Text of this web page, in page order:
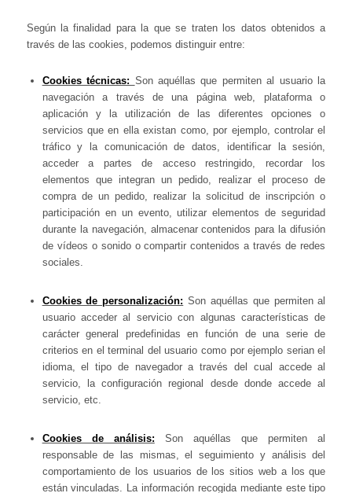
Según la finalidad para la que se traten los datos obtenidos a
través de las cookies, podemos distinguir entre:
Cookies técnicas: Son aquéllas que permiten al usuario la
navegación a través de una página web, plataforma o
aplicación y la utilización de las diferentes opciones o
servicios que en ella existan como, por ejemplo, controlar el
tráfico y la comunicación de datos, identificar la sesión,
acceder a partes de acceso restringido, recordar los
elementos que integran un pedido, realizar el proceso de
compra de un pedido, realizar la solicitud de inscripción o
participación en un evento, utilizar elementos de seguridad
durante la navegación, almacenar contenidos para la difusión
de vídeos o sonido o compartir contenidos a través de redes
sociales.
Cookies de personalización: Son aquéllas que permiten al
usuario acceder al servicio con algunas características de
carácter general predefinidas en función de una serie de
criterios en el terminal del usuario como por ejemplo serian el
idioma, el tipo de navegador a través del cual accede al
servicio, la configuración regional desde donde accede al
servicio, etc.
Cookies de análisis: Son aquéllas que permiten al
responsable de las mismas, el seguimiento y análisis del
comportamiento de los usuarios de los sitios web a los que
están vinculadas. La información recogida mediante este tipo